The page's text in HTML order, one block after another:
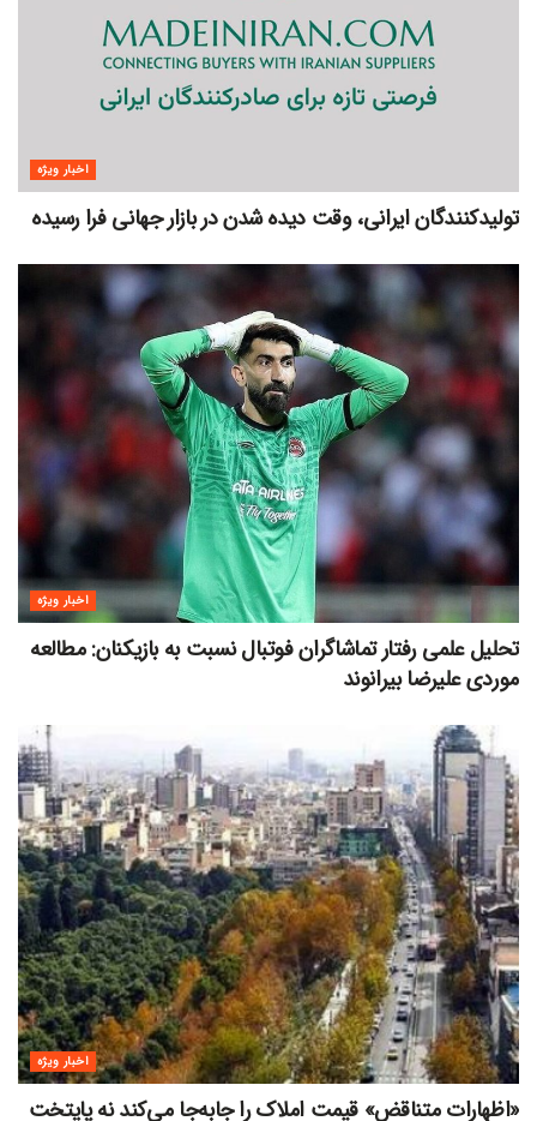
اخبار ویژه
تولیدکنندگان ایرانی، وقت دیده شدن در بازار جهانی فرا رسیده
اخبار ویژه
تحلیل علمی رفتار تماشاگران فوتبال نسبت به بازیکنان: مطالعه
موردی علیرضا بیرانوند
اخبار ویژه
«اظهارات متناقض» قیمت‌ املاک را جابه‌جا می‌کند نه پایتخت